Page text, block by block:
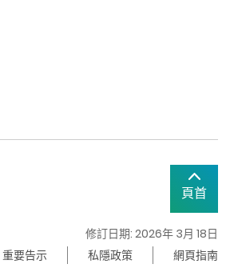
頁首
修訂日期: 2026年 3月 18日
重要告示 私隱政策 網頁指南